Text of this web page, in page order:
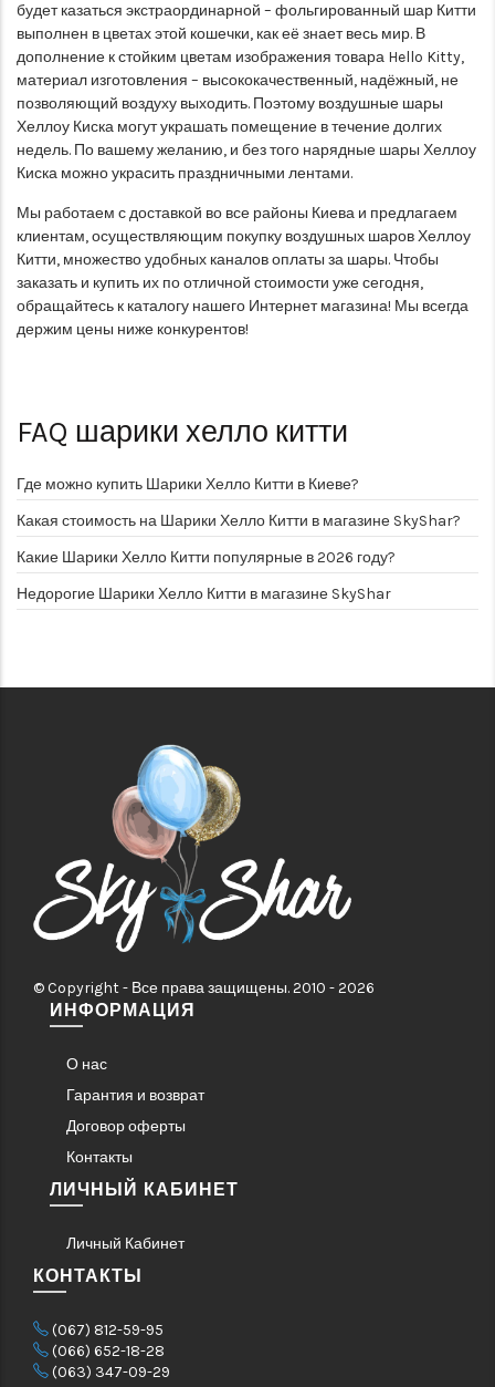
будет казаться экстраординарной – фольгированный шар Китти
выполнен в цветах этой кошечки, как её знает весь мир. В
дополнение к стойким цветам изображения товара Hello Kitty,
материал изготовления – высококачественный, надёжный, не
позволяющий воздуху выходить. Поэтому воздушные шары
Хеллоу Киска могут украшать помещение в течение долгих
недель. По вашему желанию, и без того нарядные шары Хеллоу
Киска можно украсить праздничными лентами.
Мы работаем с доставкой во все районы Киева и предлагаем
клиентам, осуществляющим покупку воздушных шаров Хеллоу
Китти, множество удобных каналов оплаты за шары. Чтобы
заказать и купить их по отличной стоимости уже сегодня,
обращайтесь к каталогу нашего Интернет магазина! Мы всегда
держим цены ниже конкурентов!
FAQ шарики хелло китти
Где можно купить Шарики Хелло Китти в Киеве?
Какая стоимость на Шарики Хелло Китти в магазине SkyShar?
Какие Шарики Хелло Китти популярные в 2026 году?
Недорогие Шарики Хелло Китти в магазине SkyShar
© Copyright - Все права защищены. 2010 - 2026
ИНФОРМАЦИЯ
О нас
Гарантия и возврат
Договор оферты
Контакты
ЛИЧНЫЙ КАБИНЕТ
Личный Кабинет
КОНТАКТЫ
(067) 812-59-95
(066) 652-18-28
(063) 347-09-29